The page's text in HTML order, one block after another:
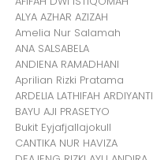
ALYA AZHAR AZIZAH
Amelia Nur Salamah
ANA SALSABELA
ANDIENA RAMADHANI
Aprilian Rizki Pratama
ARDELIA LATHIFAH ARDIYANTI
BAYU AJI PRASETYO
Bukit Eyjafjallajokull
CANTIKA NUR HAVIZA